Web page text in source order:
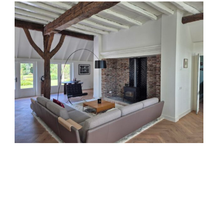
View
Larger
Image